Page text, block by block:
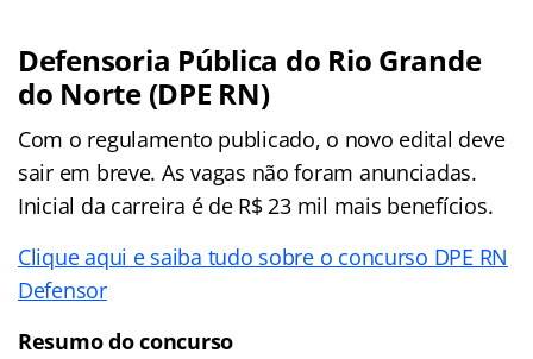
Defensoria Pública do Rio Grande
do Norte (DPE RN)
Com o regulamento publicado, o novo edital deve
sair em breve. As vagas não foram anunciadas.
Inicial da carreira é de R$ 23 mil mais benefícios.
Clique aqui e saiba tudo sobre o concurso DPE RN
Defensor
Resumo do concurso